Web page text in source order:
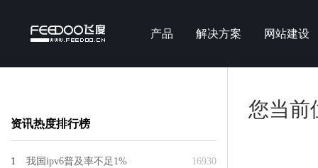
产品 解决方案 网站建设
资讯热度排行榜
16930
1
我国ipv6普及率不足1%
您当前